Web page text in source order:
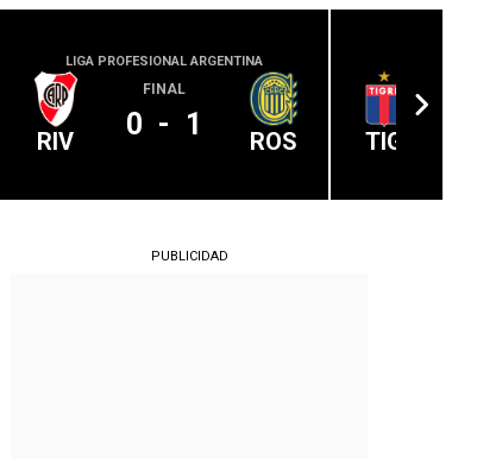
LIGA PROFESIONAL ARGENTINA
RIV
FINAL
0 - 1 ROS TIG
PUBLICIDAD